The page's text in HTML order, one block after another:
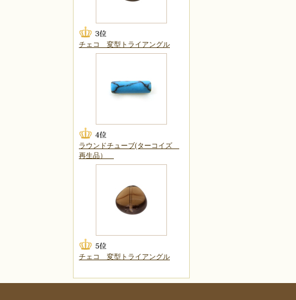
チェコ 変型トライアングル
ラウンドチューブ(ターコイズ
再生品）
チェコ 変型トライアングル